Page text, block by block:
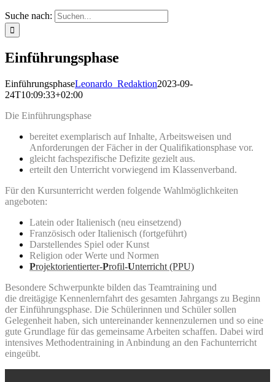
Suche nach:
Einführungsphase
EinführungsphaseLeonardo_Redaktion2023-09-
24T10:09:33+02:00
Die Einführungsphase
bereitet exemplarisch auf Inhalte, Arbeitsweisen und
Anforderungen der Fächer in der Qualifikationsphase vor.
gleicht fachspezifische Defizite gezielt aus.
erteilt den Unterricht vorwiegend im Klassenverband.
Für den Kursunterricht werden folgende Wahlmöglichkeiten
angeboten:
Latein oder Italienisch (neu einsetzend)
Französisch oder Italienisch (fortgeführt)
Darstellendes Spiel oder Kunst
Religion oder Werte und Normen
Projektorientierter-Profil-Unterricht (PPU)
Besondere Schwerpunkte bilden das Teamtraining und
die dreitägige Kennenlernfahrt des gesamten Jahrgangs zu Beginn
der Einführungsphase. Die Schülerinnen und Schüler sollen
Gelegenheit haben, sich untereinander kennenzulernen und so eine
gute Grundlage für das gemeinsame Arbeiten schaffen. Dabei wird
intensives Methodentraining in Anbindung an den Fachunterricht
eingeübt.